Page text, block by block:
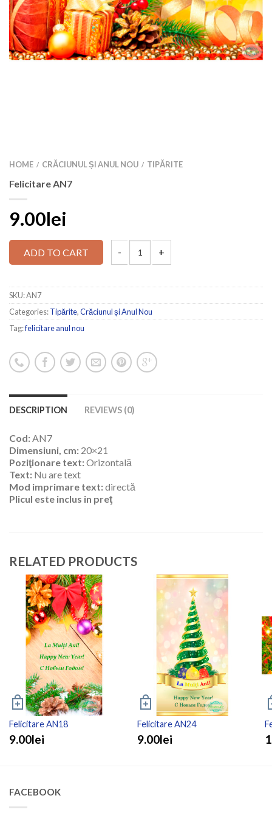
HOME / CRĂCIUNUL ȘI ANUL NOU / TIPĂRITE
Felicitare AN7
9.00lei
ADD TO CART
SKU:AN7
Categories:Tipărite,Crăciunul și Anul Nou
Tag:felicitare anul nou
DESCRIPTION REVIEWS (0)
Cod: AN7
Dimensiuni, cm: 20×21
Poziţionare text:Orizontală
Text: Nu are text
Mod imprimare text:directă
Plicul este inclus in preţ
RELATED PRODUCTS
Felicitare AN18
9.00lei
Felicitare AN24
9.00lei
FACEBOOK